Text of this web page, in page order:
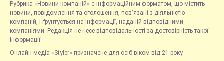
Рубрика «Новини компаній» є інформаційним форматом, що містить
новини, повідомлення та оголошення, пов'язані з діяльністю
компаній, і ґрунтується на інформації, наданій відповідними
компаніями. Редакція не несе відповідальності за достовірність такої
інформації.
Онлайн-медіа «Styler» призначене для осіб віком від 21 року.